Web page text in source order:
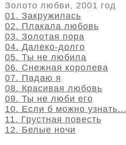
Золото любви, 2001 год
01. Закружилась
02. Плакала любовь
03. Золотая пора
04. Далеко-долго
05. Ты не любила
06. Снежная королева
07. Падаю я
08. Красивая любовь
09. Ты не люби его
10. Если б можно узнать...
11. Грустная повесть
12. Белые ночи